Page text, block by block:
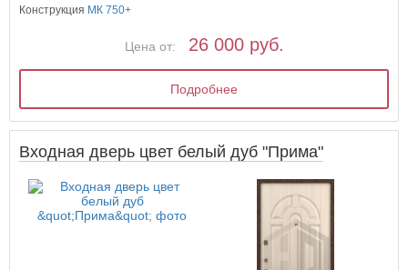
Конструкция МК 750+
Цена от: 26 000 руб.
Подробнее
Входная дверь цвет белый дуб "Прима"